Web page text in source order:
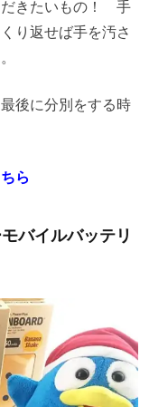
だきたいもの！ 手
り返せば手を汚さ
後に分別をする時
ら
バイルバッテリ